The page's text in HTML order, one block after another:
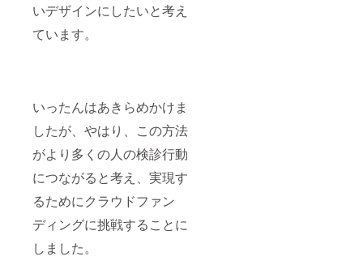
いデザインにしたいと考え
ています。
いったんはあきらめかけま
したが、やはり、この方法
がより多くの人の検診行動
につながると考え、実現す
るためにクラウドファン
ディングに挑戦することに
しました。